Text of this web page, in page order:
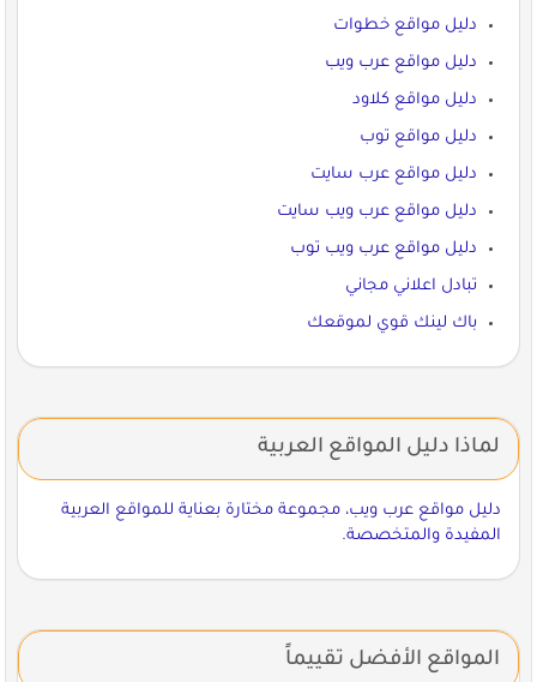
دليل مواقع خطوات
دليل مواقع عرب ويب
دليل مواقع كلاود
دليل مواقع توب
دليل مواقع عرب سايت
دليل مواقع عرب ويب سايت
دليل مواقع عرب ويب توب
تبادل اعلاني مجاني
باك لينك قوي لموقعك
لماذا دليل المواقع العربية
دليل مواقع عرب ويب، مجموعة مختارة بعناية للمواقع العربية
المفيدة والمتخصصة.
المواقع الأفضل تقييماً